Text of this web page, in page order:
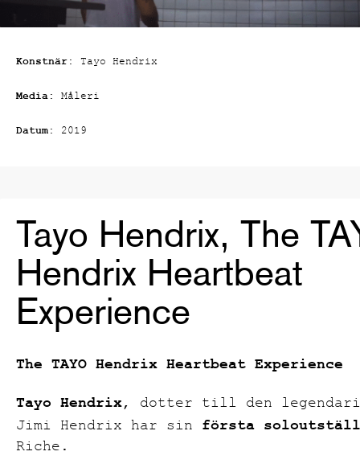
Konstnär: Tayo Hendrix
Media: Måleri
Datum: 2019
Tayo Hendrix, The
Hendrix Heartbeat
Experience
The TAYO Hendrix Heartbeat Experience
Tayo Hendrix, dotter till den
Jimi Hendrix har sin första
Riche.